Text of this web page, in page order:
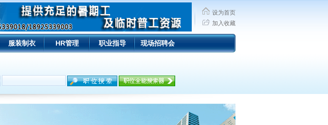
设为首页
加入收藏
服装制衣 HR管理 职业指导 现场招聘会